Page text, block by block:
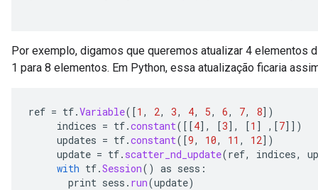
Por exemplo, digamos que queremos atualizar 4 elementos
1 para 8 elementos. Em Python, essa atualização ficaria
ref = tf.Variable( [1 , 2, 3, 4, 5, 6, 7, 8] )
indices = tf.constant( [[4] , [3] , [1 ] , [7]] )
updates = tf.constant( [9, 10, 11 , 12] )
update = tf. scatter_nd_update(ref, indices,
with tf.Session() as sess :
print sess . run(update)